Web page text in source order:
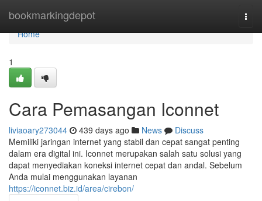
bookmarkingdepot
Home
Home
1
Cara Pemasangan Iconnet
liviaoary273044 439 days ago News
Discuss
Memiliki jaringan internet yang stabil dan cepat sangat penting
dalam era digital ini. Iconnet merupakan salah satu solusi yang
dapat menyediakan koneksi internet cepat dan andal. Sebelum
Anda mulai menggunakan layanan
https://iconnet.biz.id/area/cirebon/